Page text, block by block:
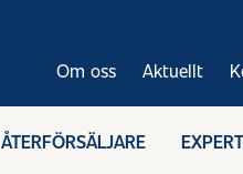
Om oss Aktuellt
ÅTERFÖRSÄLJARE